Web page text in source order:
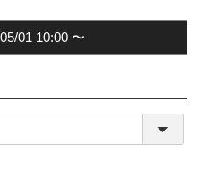
01 10:00 〜